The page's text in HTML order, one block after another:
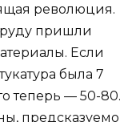
революция.
пришли
Если
была 7
теперь — 50-80.
предсказуемо